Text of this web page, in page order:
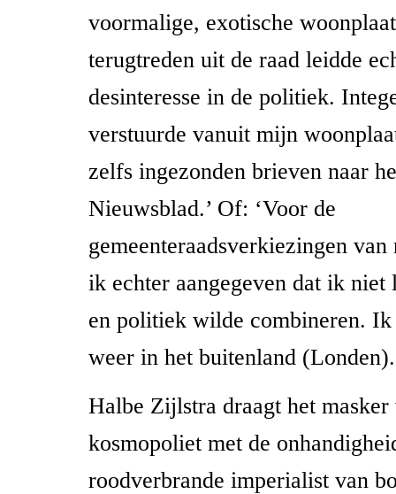
voormalige, exotische
terugtreden uit de raad leidde
desinteresse in de politiek.
verstuurde vanuit mijn
zelfs ingezonden brieven naar
Nieuwsblad.’ Of: ‘Voor de
gemeenteraadsverkiezingen van
ik echter aangegeven dat ik niet
en politiek wilde combineren.
weer in het buitenland
Halbe Zijlstra draagt het masker
kosmopoliet met de
roodverbrande imperialist van